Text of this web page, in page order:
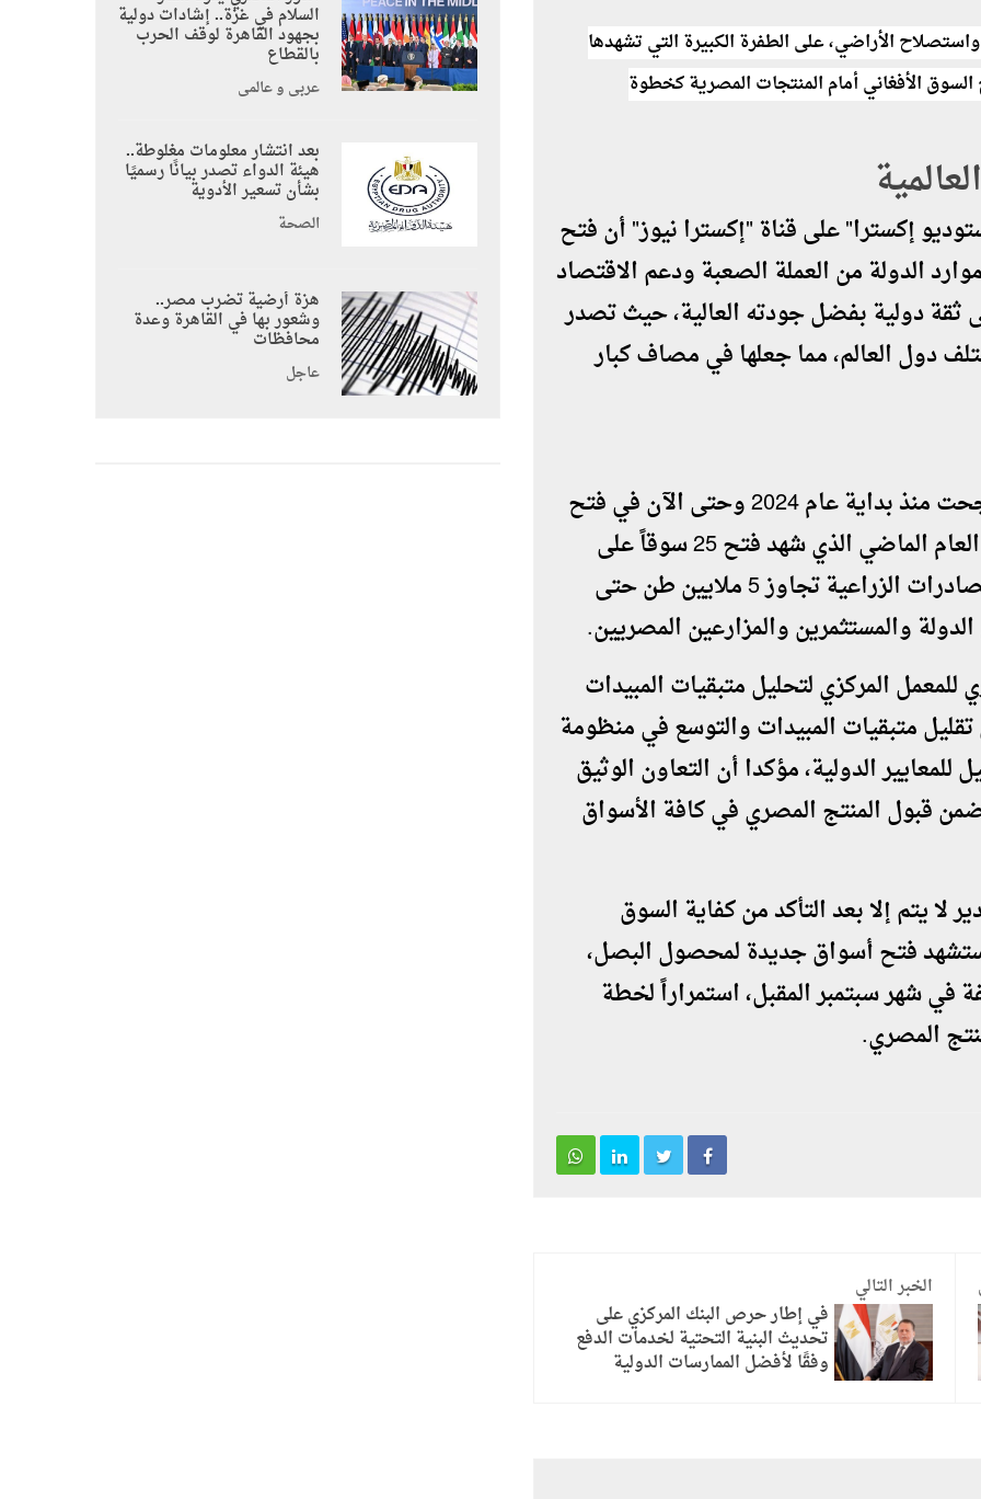
الأراضي، على الطفرة الكبيرة التي تشهدها
الأفغاني أمام المنتجات المصرية كخطوة
إكسترا" على قناة "إكسترا نيوز" أن فتح
الدولة من العملة الصعبة ودعم الاقتصاد
ثقة دولية بفضل جودته العالية، حيث تصدر
زراعية لمختلف دول العالم، مما جعلها في مصاف كبار
وكشف المتحدث باسم الوزارة أن مصر نجحت منذ بداية عام 2024 وحتى الآن في فتح
21 سوقاً دولياً جديداً، متوقعاً تجاوز رقم العام الماضي الذي شهد فتح 25 سوقاً على
مدار العام بالكامل. وأضاف أن إجمالي الصادرات الزراعية تجاوز 5 ملايين طن حتى
والمستثمرين والمزارعين المصريين.
للمعمل المركزي لتحليل متبقيات المبيدات
متبقيات المبيدات والتوسع في منظومة
الدولية، مؤكدا أن التعاون الوثيق
قبول المنتج المصري في كافة الأسواق
لا يتم إلا بعد التأكد من كفاية السوق
ستشهد فتح أسواق جديدة لمحصول البصل،
في شهر سبتمبر المقبل، استمراراً لخطة
المصري.
الخبر التالي
في إطار حرص البنك المركزي على
تحديث البنية التحتية لخدمات الدفع
وفقًا لأفضل الممارسات الدولية
السلام في غزة.. إشادات دولية
بجهود القاهرة لوقف الحرب
بالقطاع
عربي و عالمي
بعد انتشار معلومات مغلوطة..
هيئة الدواء تصدر بيانًا رسميًا
بشأن تسعير الأدوية
الصحة
هزة أرضية تضرب مصر..
وشعور بها في القاهرة وعدة
محافظات
عاجل